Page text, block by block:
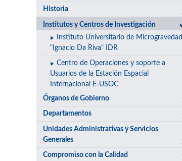
Historia
Institutos y Centros de Investigación
Instituto Universitario de Microgravedad
"Ignacio Da Riva" IDR
Centro de Operaciones y soporte a
Usuarios de la Estación Espacial
Internacional E-USOC
Órganos de Gobierno
Departamentos
Unidades Administrativas y Servicios
Generales
Compromiso con la Calidad